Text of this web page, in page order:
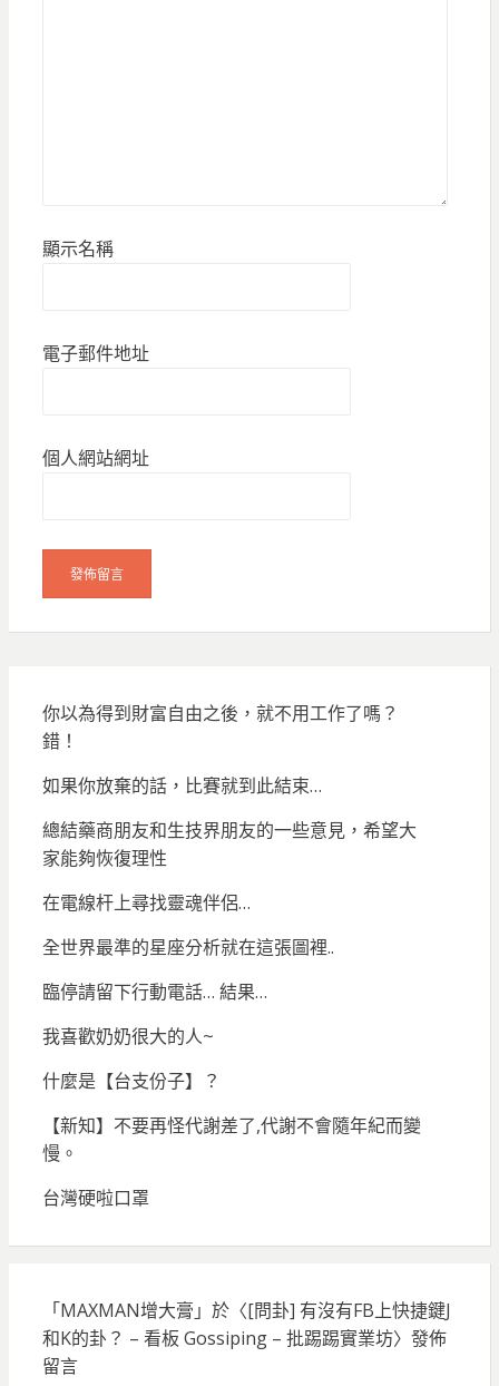
顯示名稱
電子郵件地址
個人網站網址
你以為得到財富自由之後，就不用工作了嗎？
錯！
如果你放棄的話，比賽就到此結束…
總結藥商朋友和生技界朋友的一些意見，希望大
家能夠恢復理性
在電線杆上尋找靈魂伴侶…
全世界最準的星座分析就在這張圖裡..
臨停請留下行動電話… 結果…
我喜歡奶奶很大的人~
什麼是【台支份子】？
【新知】不要再怪代謝差了,代謝不會隨年紀而變
慢。
台灣硬啦口罩
「MAXMAN增大膏 」於〈[問卦] 有沒有FB上快捷鍵J
和K的卦？ – 看板 Gossiping – 批踢踢實業坊〉發佈
留言